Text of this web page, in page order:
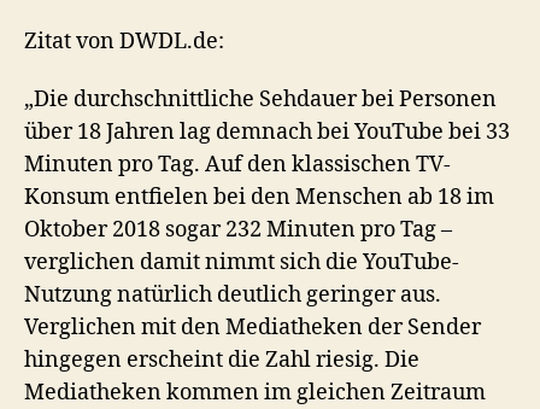
Zitat von DWDL.de:
„Die durchschnittliche Sehdauer bei Personen
über 18 Jahren lag demnach bei YouTube bei 33
Minuten pro Tag. Auf den klassischen TV-
Konsum entfielen bei den Menschen ab 18 im
Oktober 2018 sogar 232 Minuten pro Tag –
verglichen damit nimmt sich die YouTube-
Nutzung natürlich deutlich geringer aus.
Verglichen mit den Mediatheken der Sender
hingegen erscheint die Zahl riesig. Die
Mediatheken kommen im gleichen Zeitraum